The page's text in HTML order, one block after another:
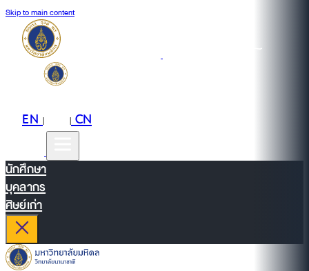
Skip to main content
EN| |CN
นักศึกษา
บุคลากร
ศิษย์เก่า